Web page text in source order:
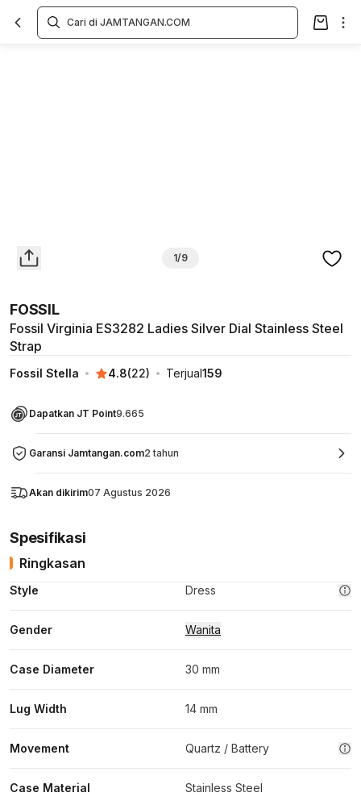
1/9
FOSSIL
Fossil Virginia ES3282 Ladies Silver Dial Stainless Steel
Strap
Fossil Stella 4.8(22) Terjual159
Dapatkan JT Point9.665
Garansi Jamtangan.com2 tahun
Akan dikirim07 Agustus 2026
Spesifikasi
Ringkasan
Style Dress
Gender Wanita
Case Diameter 30 mm
Lug Width 14 mm
Movement Quartz / Battery
Case Material Stainless Steel